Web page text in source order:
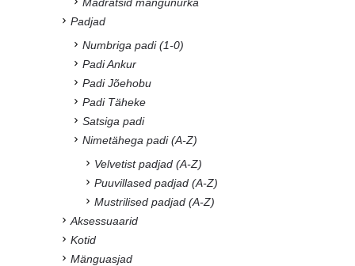
Padjad
Numbriga padi (1-0)
Padi Ankur
Padi Jõehobu
Padi Täheke
Satsiga padi
Nimetähega padi (A-Z)
Velvetist padjad (A-Z)
Puuvillased padjad (A-Z)
Mustrilised padjad (A-Z)
Aksessuaarid
Kotid
Mänguasjad